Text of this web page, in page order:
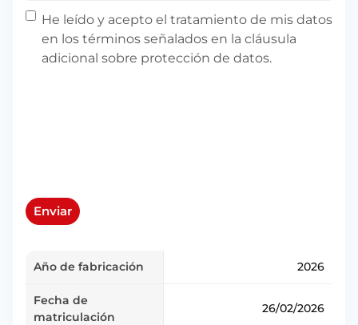
Protección de datos(Obligatorio)
He leído y acepto el tratamiento de mis datos
en los términos señalados en la cláusula
adicional sobre protección de datos.
Enviar
Año de fabricación 2026
Fecha de
matriculación
26/02/2026